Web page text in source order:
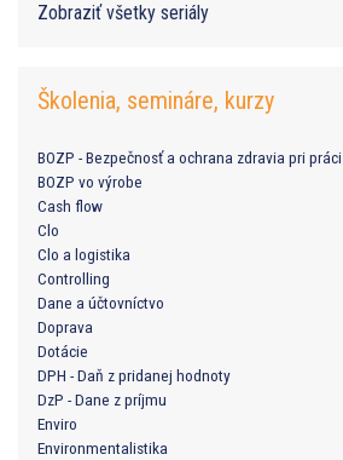
Zobraziť všetky seriály
Školenia, semináre, kurzy
BOZP - Bezpečnosť a ochrana zdravia pri práci
BOZP vo výrobe
Cash flow
Clo
Clo a logistika
Controlling
Dane a účtovníctvo
Doprava
Dotácie
DPH - Daň z pridanej hodnoty
DzP - Dane z príjmu
Enviro
Environmentalistika